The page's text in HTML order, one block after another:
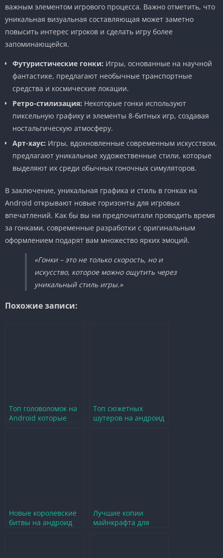
важным элементом игрового процесса. Важно отметить, что
уникальная визуальная составляющая может заметно
повысить интерес игроков и сделать игру более
запоминающейся.
Футуристические гонки: Игры, основанные на научной
фантастике, предлагают необычные транспортные
средства и космические локации.
Ретро-стилизация: Некоторые гонки используют
пиксельную графику и элементы 8-битных игр, создавая
ностальгическую атмосферу.
Арт-хаус: Игры, вдохновленные современным искусством,
предлагают уникальные художественные стили, которые
выделяют их среди обычных гоночных симуляторов.
В заключение, уникальная графика и стиль в гонках на
Android открывают новые горизонты для игровых
впечатлений. Как бы вы ни предпочитали проводить время
за гонками, современные разработки с оригинальным
оформлением подарят вам множество ярких эмоций.
«Гонки – это не только скорость, но и
искусство, которое можно ощутить через
уникальный стиль игры.»
Похожие записи:
Топ головоломок на
Android которые
Топ сюжетных
шутеров на андроид
Новые королевские
битвы на андроид
Лучшие копии
майнкрафта для